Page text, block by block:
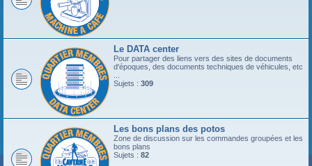
Le DATA center
Pour partager des liens vers des sites de documents
d'époques, des documents techniques de véhicules, etc
Sujets : 309
Les bons plans des potos
Zone de discussion sur les commandes groupées et les
bons plans
Sujets : 82